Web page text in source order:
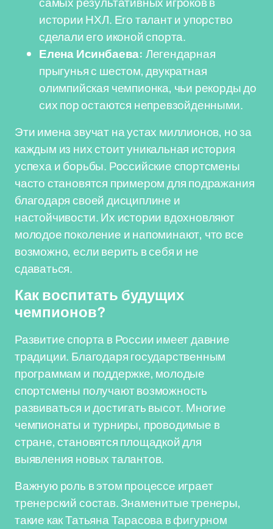
истории НХЛ. Его талант и упорство
сделали его иконой спорта.
Елена Исинбаева: Легендарная
прыгунья с шестом, двукратная
олимпийская чемпионка, чьи рекорды до
сих пор остаются непревзойденными.
Эти имена звучат на устах миллионов, но за
каждым из них стоит уникальная история
успеха и борьбы. Российские спортсмены
часто становятся примером для подражания
благодаря своей дисциплине и
настойчивости. Их истории вдохновляют
молодое поколение и напоминают, что все
возможно, если верить в себя и не
сдаваться.
Как воспитать будущих
чемпионов?
Развитие спорта в России имеет давние
традиции. Благодаря государственным
программам и поддержке, молодые
спортсмены получают возможность
развиваться и достигать высот. Многие
чемпионаты и турниры, проводимые в
стране, становятся площадкой для
выявления новых талантов.
Важную роль в этом процессе играет
тренерский состав. Знаменитые тренеры,
такие как Татьяна Тарасова в фигурном